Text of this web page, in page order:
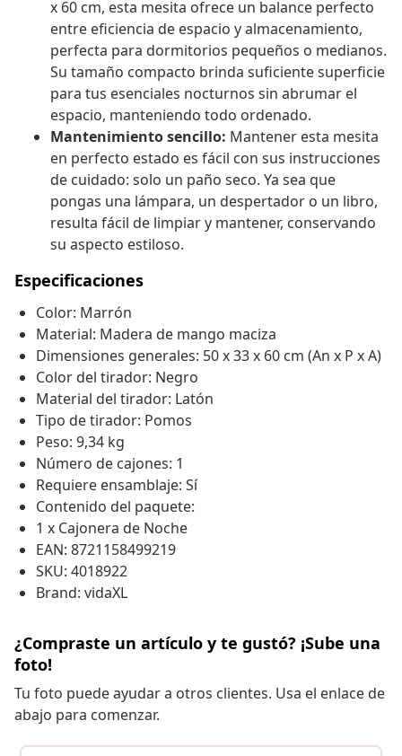
x 60 cm, esta mesita ofrece un balance perfecto
entre eficiencia de espacio y almacenamiento,
perfecta para dormitorios pequeños o medianos.
Su tamaño compacto brinda suficiente superficie
para tus esenciales nocturnos sin abrumar el
espacio, manteniendo todo ordenado.
Mantenimiento sencillo: Mantener esta mesita
en perfecto estado es fácil con sus instrucciones
de cuidado: solo un paño seco. Ya sea que
pongas una lámpara, un despertador o un libro,
resulta fácil de limpiar y mantener, conservando
su aspecto estiloso.
Especificaciones
Color: Marrón
Material: Madera de mango maciza
Dimensiones generales: 50 x 33 x 60 cm (An x P x A)
Color del tirador: Negro
Material del tirador: Latón
Tipo de tirador: Pomos
Peso: 9,34 kg
Número de cajones: 1
Requiere ensamblaje: Sí
Contenido del paquete:
1 x Cajonera de Noche
EAN: 8721158499219
SKU: 4018922
Brand: vidaXL
¿Compraste un artículo y te gustó? ¡Sube una
foto!
Tu foto puede ayudar a otros clientes. Usa el enlace de
abajo para comenzar.